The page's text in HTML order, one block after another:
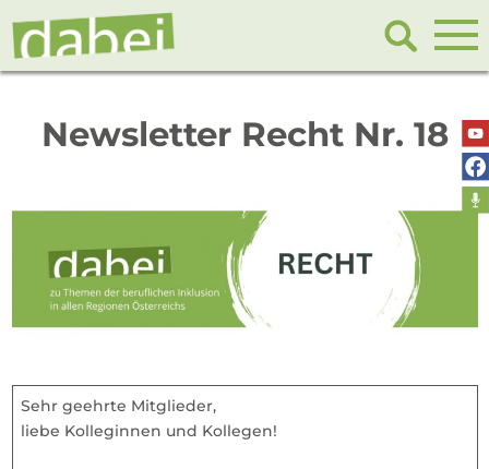
Newsletter Recht Nr. 18
Sehr geehrte Mitglieder,
liebe Kolleginnen und Kollegen!